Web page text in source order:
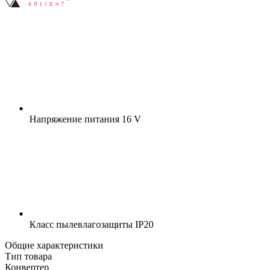
Напряжение питания 16 V
Класс пылевлагозащиты IP20
Общие характеристики
Тип товара
Конвертер